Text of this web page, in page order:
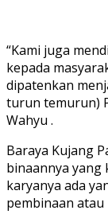
“Kami juga
kepada
dipatenkan
turun temurun)
Wahyu .
Baraya Kujang
binaannya yang
karyanya ada
pembinaan atau